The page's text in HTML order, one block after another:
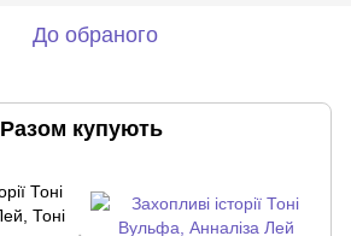
До обраного
Разом купують